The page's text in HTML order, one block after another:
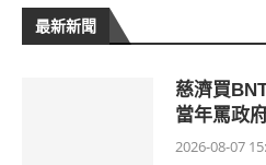
最新新聞
慈濟買
當年罵政
2026-08-07